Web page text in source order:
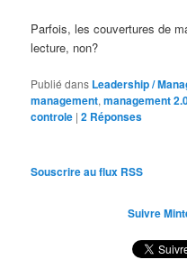
Parfois, les couvertures de
lecture, non?
Publié dans Leadership /
management,management
controle |2 Réponses
Souscrire au flux RSS
Suivre